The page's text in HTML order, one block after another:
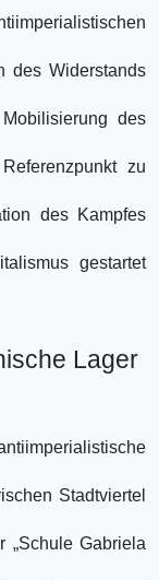
des Widerstands
des
zu
des Kampfes
gestartet
Lager
Stadtviertel
Gabriela